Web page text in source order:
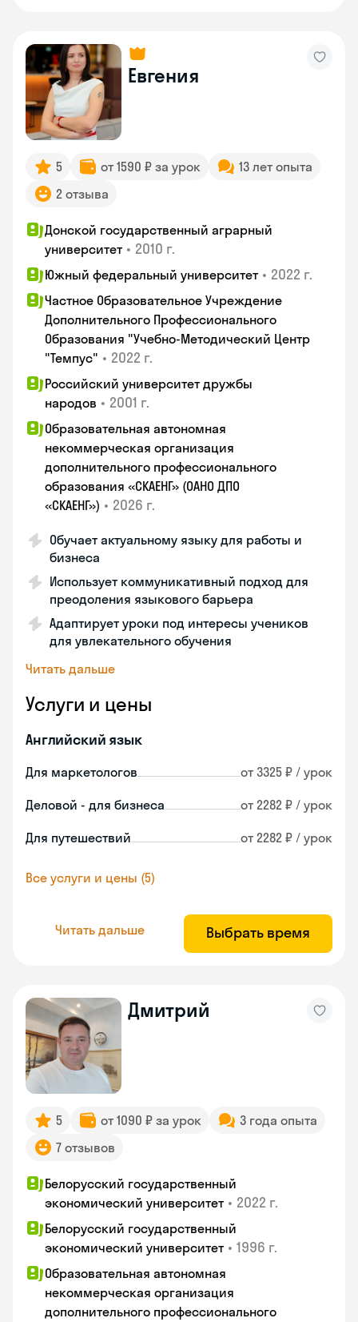
Евгения
5 от 1590 ₽ за урок
13 лет опыта
2 отзыва
Донской государственный аграрный
университет • 2010 г.
Южный федеральный университет • 2022 г.
Частное Образовательное Учреждение
Дополнительного Профессионального
Образования "Учебно-Методический Центр
"Темпус" • 2022 г.
Российский университет дружбы
народов • 2001 г.
Образовательная автономная
некоммерческая организация
дополнительного профессионального
образования «СКАЕНГ» (ОАНО ДПО
«СКАЕНГ») • 2026 г.
Обучает актуальному языку для работы и
бизнеса
Использует коммуникативный подход для
преодоления языкового барьера
Адаптирует уроки под интересы учеников
для увлекательного обучения
Читать дальше
Услуги и цены
Английский язык
Для маркетологов от 3325 ₽ / урок
Деловой - для бизнеса от 2282 ₽ / урок
Для путешествий от 2282 ₽ / урок
Все услуги и цены (5)
Читать дальше Выбрать время
Дмитрий
5 от 1090 ₽ за урок
3 года опыта
7 отзывов
Белорусский государственный
экономический университет • 2022 г.
Белорусский государственный
экономический университет • 1996 г.
Образовательная автономная
некоммерческая организация
дополнительного профессионального